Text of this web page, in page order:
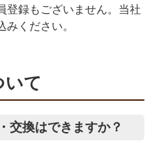
録もございません。当社
ください。
いて
交換はできますか？